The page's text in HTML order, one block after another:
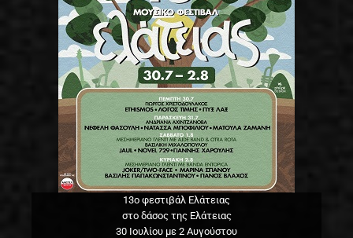
13o φεστιβάλ Ελάτειας
στο δάσος της Ελάτειας
30 Ιουλίου με 2 Αυγούστου